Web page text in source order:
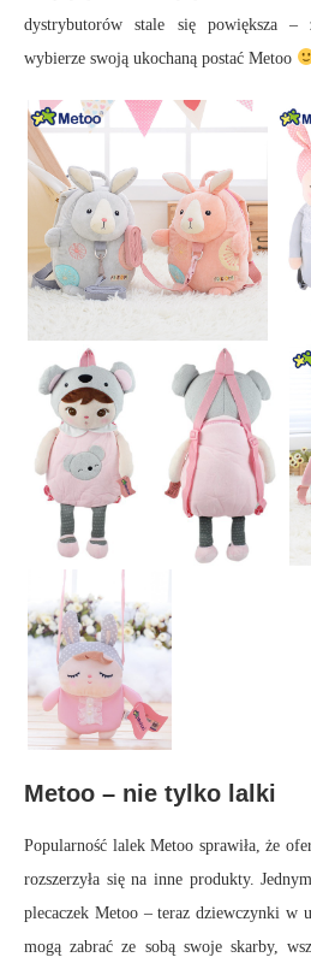
dystrybutorów stale się powiększa –
wybierze swoją ukochaną postać Metoo
Metoo – nie tylko lalki
Popularność lalek Metoo sprawiła, że
rozszerzyła się na inne produkty.
plecaczek Metoo – teraz dziewczynki w
mogą zabrać ze sobą swoje skarby,